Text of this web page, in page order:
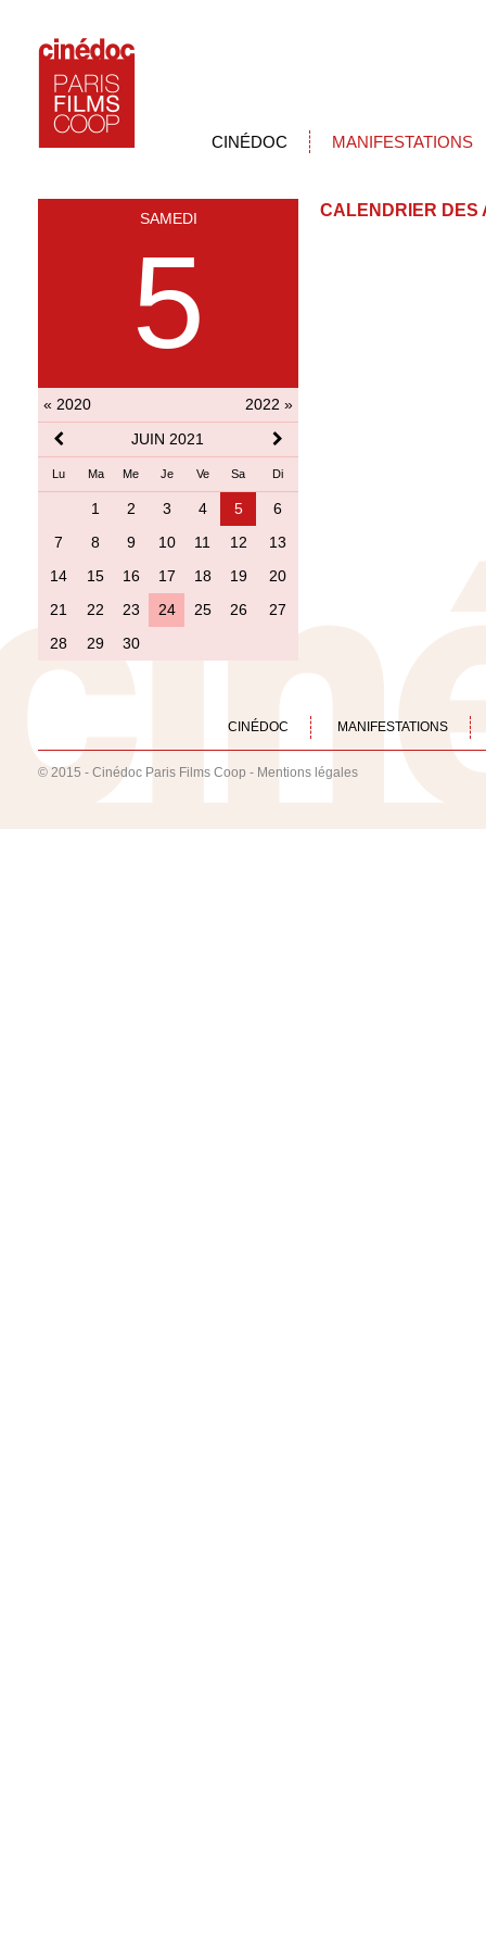
CINÉDOC MANIFESTATIONS
SAMEDI
5
« 2020
2022 »
JUIN 2021
Lu Ma Me Je Ve Sa Di
1 2 3 4 5
6
7
8 9 10 11 12
13
14
15 16 17 18 19
20
21
22 23 24 25 26
27
28
29 30
CALENDRIER DES
CINÉDOC MANIFESTATIONS
© 2015 - Cinédoc Paris Films Coop - Mentions légales